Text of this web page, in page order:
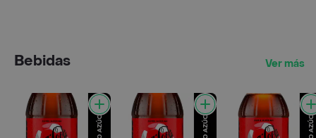
Bebidas Ver más